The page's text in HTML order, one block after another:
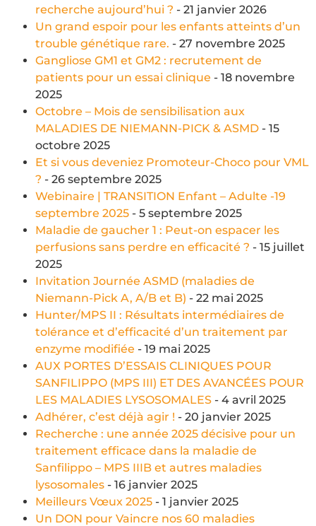
recherche aujourd’hui ? - 21 janvier 2026
Un grand espoir pour les enfants atteints d’un
trouble génétique rare. - 27 novembre 2025
Gangliose GM1 et GM2 : recrutement de
patients pour un essai clinique - 18 novembre
2025
Octobre – Mois de sensibilisation aux
MALADIES DE NIEMANN-PICK & ASMD - 15
octobre 2025
Et si vous deveniez Promoteur-Choco pour VML
? - 26 septembre 2025
Webinaire | TRANSITION Enfant – Adulte -19
septembre 2025 - 5 septembre 2025
Maladie de gaucher 1 : Peut-on espacer les
perfusions sans perdre en efficacité ? - 15 juillet
2025
Invitation Journée ASMD (maladies de
Niemann-Pick A, A/B et B) - 22 mai 2025
Hunter/MPS II : Résultats intermédiaires de
tolérance et d’efficacité d’un traitement par
enzyme modifiée - 19 mai 2025
AUX PORTES D’ESSAIS CLINIQUES POUR
SANFILIPPO (MPS III) ET DES AVANCÉES POUR
LES MALADIES LYSOSOMALES - 4 avril 2025
Adhérer, c’est déjà agir ! - 20 janvier 2025
Recherche : une année 2025 décisive pour un
traitement efficace dans la maladie de
Sanfilippo – MPS IIIB et autres maladies
lysosomales - 16 janvier 2025
Meilleurs Vœux 2025 - 1 janvier 2025
Un DON pour Vaincre nos 60 maladies